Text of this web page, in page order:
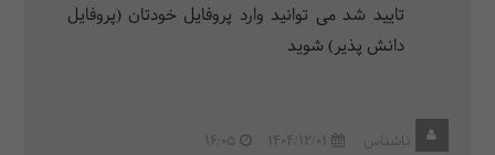
تایید شد می توانید وارد پروفایل خودتان (پروفایل
دانش پذیر) شوید
ناشناس 1404/12/01
16:05